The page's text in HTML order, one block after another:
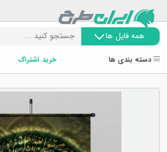
همه فایل ها
دسته بندی ها خرید اشتراک